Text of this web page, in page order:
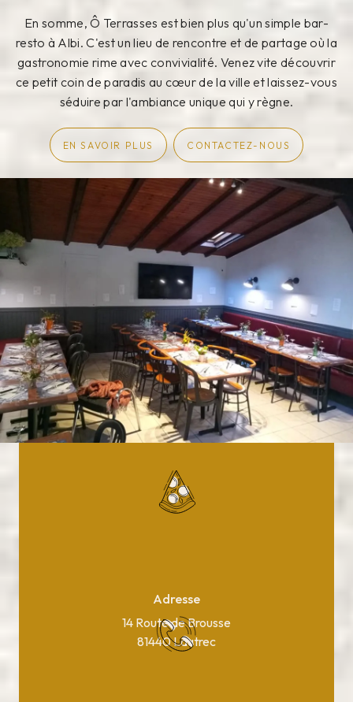
En somme, Ô Terrasses est bien plus qu'un simple bar-
resto à Albi. C'est un lieu de rencontre et de partage où la
gastronomie rime avec convivialité. Venez vite découvrir
ce petit coin de paradis au cœur de la ville et laissez-vous
séduire par l'ambiance unique qui y règne.
EN SAVOIR PLUS CONTACTEZ-NOUS
Adresse
14 Route de Brousse
81440 Lautrec